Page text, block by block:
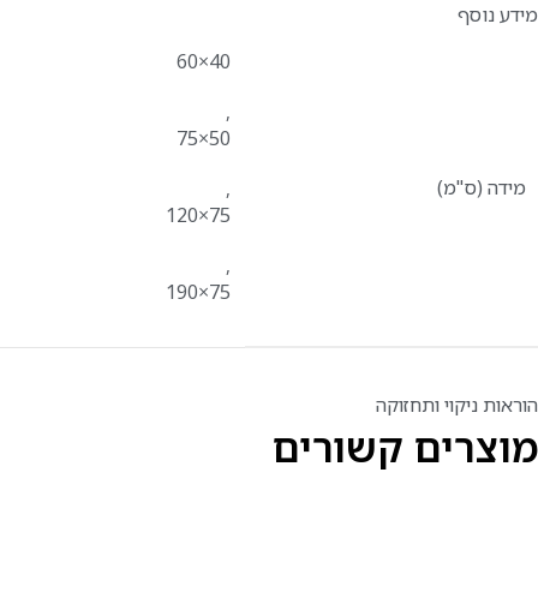
מידע נוסף
מידה (ס"מ)
40×60
,
50×75
,
75×120
,
75×190
הוראות ניקוי ותחזוקה
מוצרים קשורים